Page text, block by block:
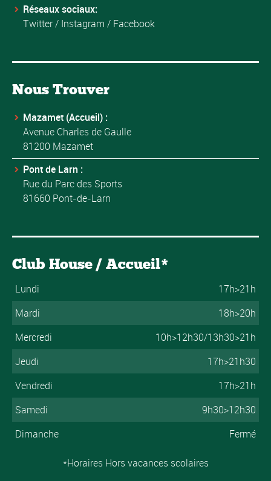
Réseaux sociaux:
Twitter/ Instagram / Facebook
Nous Trouver
Mazamet (Accueil) :
Avenue Charles de Gaulle
81200 Mazamet
Pont de Larn :
Rue du Parc des Sports
81660 Pont-de-Larn
Club House / Accueil*
Lundi
17h>21h
Mardi
18h>20h
Mercredi
10h>12h30/13h30>21h
Jeudi
17h>21h30
Vendredi
17h>21h
Samedi
9h30>12h30
Dimanche
Fermé
*Horaires Hors vacances scolaires